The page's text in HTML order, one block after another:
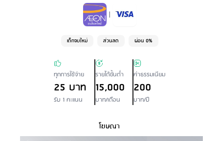
|
เด็กจบใหม่ ส่วนลด ผ่อน 0%
ทุกการใช้จ่าย
25 บาท
รับ 1 คะแนน
รายได้ขั้นต่ำ
15,000
บาท/เดือน
ค่าธรรมเนียม
200
บาท/ปี
โฆษณา